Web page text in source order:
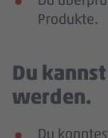
Produkte.
Du
werden.
Du